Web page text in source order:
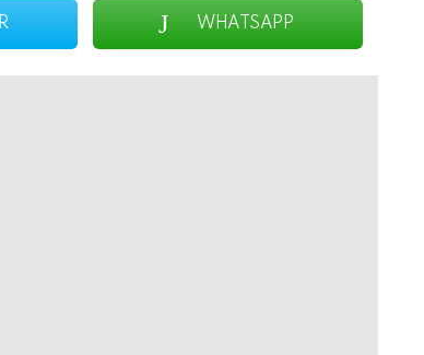
WHATSAPP